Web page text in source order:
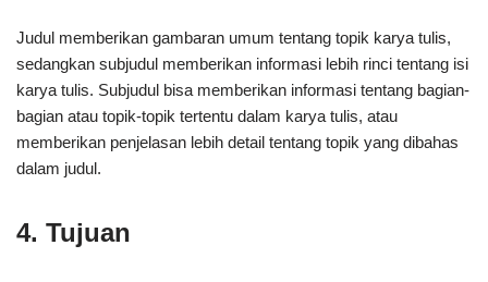
Judul memberikan gambaran umum tentang topik karya tulis,
sedangkan subjudul memberikan informasi lebih rinci tentang isi
karya tulis. Subjudul bisa memberikan informasi tentang bagian-
bagian atau topik-topik tertentu dalam karya tulis, atau
memberikan penjelasan lebih detail tentang topik yang dibahas
dalam judul.
4. Tujuan